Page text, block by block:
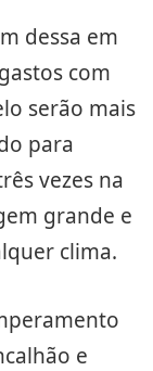
dessa em
com
serão mais
para
vezes na
grande e
clima.
e